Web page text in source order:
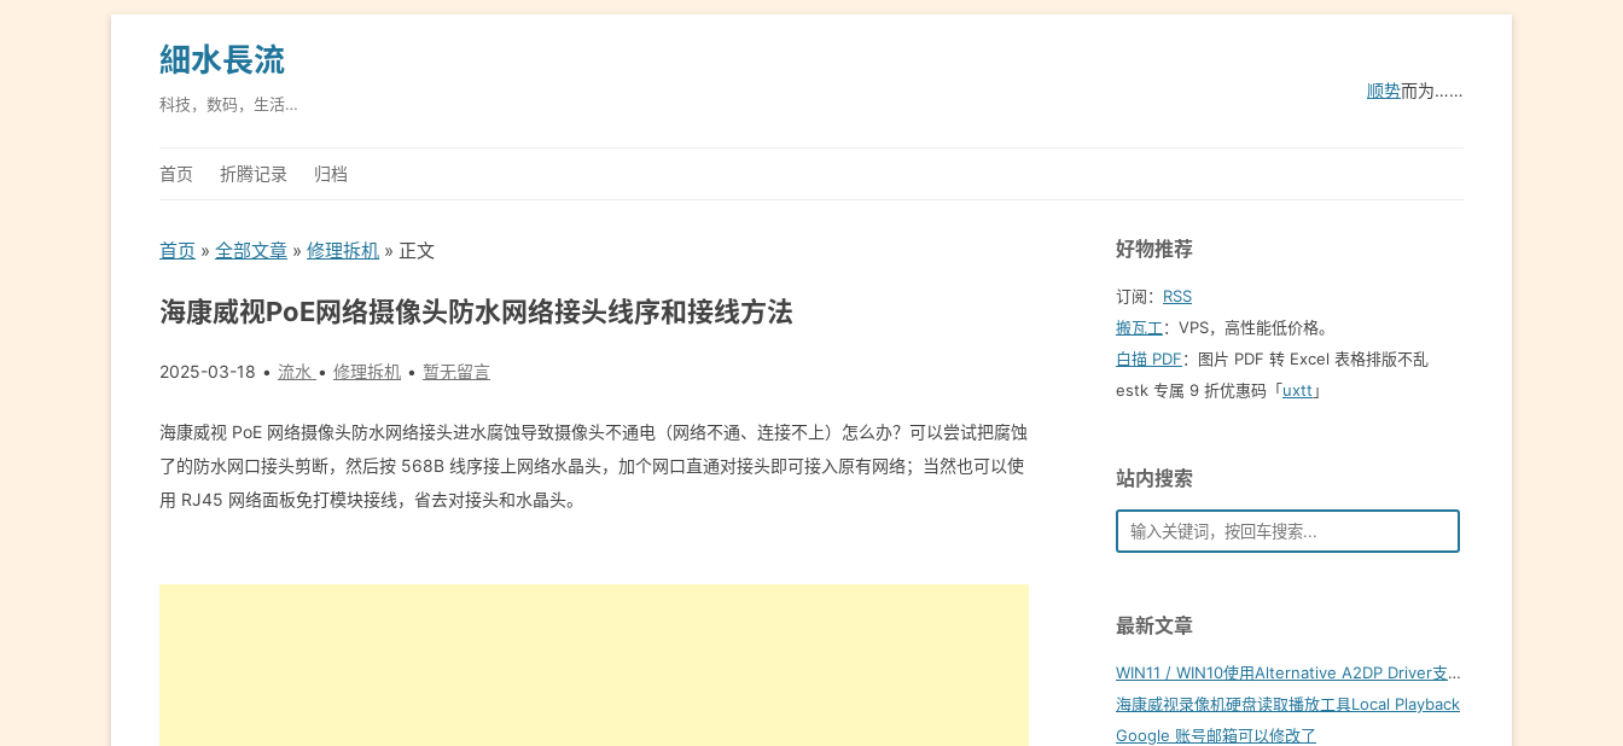
細水長流
科技，数码，生活…
顺势而为……
首页 折腾记录 归档
首页 » 全部文章 » 修理拆机 » 正文
海康威视PoE网络摄像头防水网络接头线序和接线方法
2025-03-18 流水 修理拆机 暂无留言
海康威视 PoE 网络摄像头防水网络接头进水腐蚀导致摄像头不通电（网络不通、连接不上）怎么办？可以尝试把腐蚀
了的防水网口接头剪断，然后按 568B 线序接上网络水晶头，加个网口直通对接头即可接入原有网络；当然也可以使
用 RJ45 网络面板免打模块接线，省去对接头和水晶头。
好物推荐
订阅： RSS
搬瓦工：VPS，高性能低价格。️
白描 PDF：图片 PDF 转 Excel 表格排版不乱
estk 专属 9 折优惠码「uxtt 」
站内搜索
最新文章
WIN11 / WIN10使用Alternative A2DP Driver支持LDAC
海康威视录像机硬盘读取播放工具Local Playback
Google 账号邮箱可以修改了